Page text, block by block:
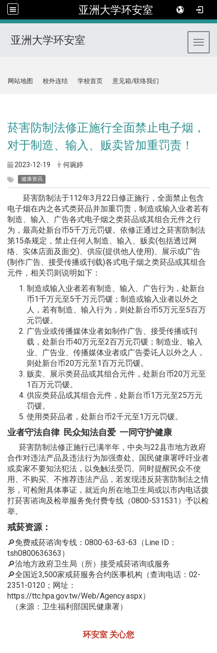
亚洲大学环安室
亚洲大学环安室
网站地图
校外连结 学校首页 意见箱/联络我们
菸害防制法修正施行全面禁止电子烟，
对于制造、输入、贩卖皆加重罚责！
2023-12-19 何琬婷
健康资讯
菸害防制法于112年3月22日修正施行，全面禁止包含
电子烟在内之各式类菸品并加重罚责，制造或输入业者若有
制造、输入、广告各式电子烟之类菸品或其组合元件之行
为，最高处新台币5千万元罚锾。依修正通过之菸害防制法
第15条规定，禁止任何人制造、输入、贩卖(包括透过网
络、实体店面及面交)、供应(提供他人使用)、展示或广告
(制作广告、接受传播或刊载)各式电子烟之类菸品或其组合
元件，相关罚则说明如下：
制造或输入业者若有制造、输入、广告行为，处新台
币1千万元至5千万元罚锾；制造或输入业者以外之
人，若有制造、输入行为，则处新台币5万元至5百万
元罚锾。
广告业或传播媒体业者如制作广告、接受传播或刊
载，处新台币40万元至2百万元罚锾；制造业、输入
业、广告业、传播媒体业者或广告委讬人以外之人，
则处新台币20万元至1百万元罚锾。
贩卖、展示类菸品或其组合元件，处新台币20万元至
1百万元罚锾。
供应类菸品或其组合元件，处新台币1万元至25万元
罚锾。
使用类菸品者，处新台币2千元至1万元罚锾。
业者守法自律 民众知法自爱 一同守护健康
菸害防制法修正施行已满半年，中央与22县市地方政府
合作对违法产品及违法行为加强查处。国民健康署呼吁业者
或卖家不要知法犯法，以免触法受罚。同时提醒民众不使
用、不购买、不推荐违法产品，若发现违反菸害防制法之情
形，可检附具体事证，就近向所在地卫生局或以市内电话拨
打菸害谘询及检举服务免付费专线（0800-531531）予以检
举。
戒菸资源：
🔎免费戒菸谘询专线：0800-63-63-63（Line ID：
tsh0800636363）
🔎洽地方政府卫生局（所）接受戒菸谘询或服务
🔎全国近3,500家戒菸服务合约医事机构（查询电话：02-
2351-0120；网址：
https://ttc.hpa.gov.tw/Web/Agency.aspx）
（来源：卫生福利部国民健康署）
环安室 关心您